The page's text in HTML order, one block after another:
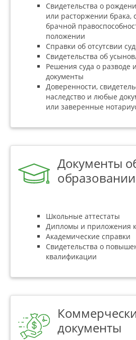
Свидетельства о
или расторжении брака,
брачной
положении
Справки об отсутсвии
Свидетельства об
Решения суда о разводе
документы
Доверенности,
наследство и любые
или заверенные
Документы
образовании
Школьные аттестаты
Дипломы и приложения
Академические справки
Свидетельства о
квалификации
документы